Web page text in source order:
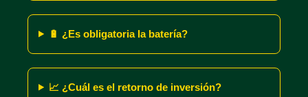
🔋 ¿Es obligatoria la batería?
📈 ¿Cuál es el retorno de inversión?